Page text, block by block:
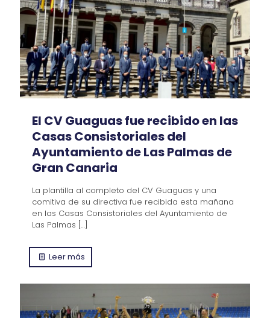
El CV Guaguas fue recibido en las
Casas Consistoriales del
Ayuntamiento de Las Palmas de
Gran Canaria
La plantilla al completo del CV Guaguas y una
comitiva de su directiva fue recibida esta mañana
en las Casas Consistoriales del Ayuntamiento de
Las Palmas […]
Leer más